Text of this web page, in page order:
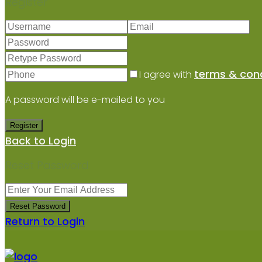
I agree with terms &
A password will be e-mailed to you
Register
Back to Login
Reset Password
Reset Password
Return to Login